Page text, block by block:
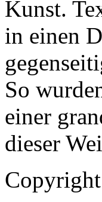
Kunst.
in einen
So
einer
dieser